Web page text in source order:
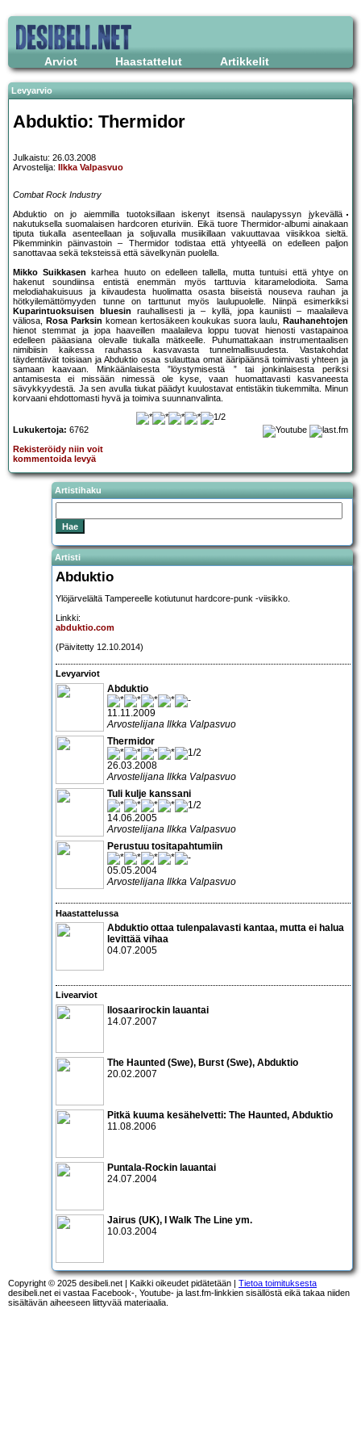
Arviot Haastattelut Artikkelit
Levyarvio
Abduktio: Thermidor
Julkaistu: 26.03.2008
Arvostelija:
Ilkka Valpasvuo
Combat Rock Industry
Abduktio on jo aiemmilla tuotoksillaan iskenyt itsensä naulapyssyn jykevällä
nakutuksella suomalaisen hardcoren eturiviin. Eikä tuore Thermidor-albumi ainakaan
tiputa tiukalla asenteellaan ja soljuvalla musiikillaan vakuuttavaa viisikkoa sieltä.
Pikemminkin päinvastoin – Thermidor todistaa että yhtyeellä on edelleen paljon
sanottavaa sekä teksteissä että sävelkynän puolella.
Mikko Suikkasen karhea huuto on edelleen tallella, mutta tuntuisi että yhtye on
hakenut soundiinsa entistä enemmän myös tarttuvia kitaramelodioita. Sama
melodiahakuisuus ja kiivaudesta huolimatta osasta biiseistä nouseva rauhan ja
hötkyilemättömyyden tunne on tarttunut myös laulupuolelle. Niinpä esimerkiksi
Kuparintuoksuisen bluesin rauhallisesti ja – kyllä, jopa kauniisti – maalaileva
väliosa, Rosa Parksin komean kertosäkeen koukukas suora laulu, Rauhanehtojen
hienot stemmat ja jopa haaveillen maalaileva loppu tuovat hienosti vastapainoa
edelleen pääasiana olevalle tiukalla mätkeelle. Puhumattakaan instrumentaalisen
nimibiisin kaikessa rauhassa kasvavasta tunnelmallisuudesta. Vastakohdat
täydentävät toisiaan ja Abduktio osaa sulauttaa omat ääripäänsä toimivasti yhteen ja
samaan kaavaan. Minkäänlaisesta ”löystymisestä ” tai jonkinlaisesta periksi
antamisesta ei missään nimessä ole kyse, vaan huomattavasti kasvaneesta
sävykkyydestä. Ja sen avulla tiukat päädyt kuulostavat entistäkin tiukemmilta. Minun
korvaani ehdottomasti hyvä ja toimiva suunnanvalinta.
Lukukertoja: 6762
Rekisteröidy niin voit
kommentoida levyä
Artistihaku
Artisti
Abduktio
Ylöjärvelältä Tampereelle kotiutunut hardcore-punk -viisikko.
Linkki:
abduktio.com
(Päivitetty 12.10.2014)
Levyarviot
Abduktio
11.11.2009
Arvostelijana Ilkka Valpasvuo
Thermidor
26.03.2008
Arvostelijana Ilkka Valpasvuo
Tuli kulje kanssani
14.06.2005
Arvostelijana Ilkka Valpasvuo
Perustuu tositapahtumiin
05.05.2004
Arvostelijana Ilkka Valpasvuo
Haastattelussa
Abduktio ottaa tulenpalavasti kantaa, mutta ei halua
levittää vihaa
04.07.2005
Livearviot
Ilosaarirockin lauantai
14.07.2007
The Haunted (Swe), Burst (Swe), Abduktio
20.02.2007
Pitkä kuuma kesähelvetti: The Haunted, Abduktio
11.08.2006
Puntala-Rockin lauantai
24.07.2004
Jairus (UK), I Walk The Line ym.
10.03.2004
Copyright © 2025 desibeli.net | Kaikki oikeudet pidätetään | Tietoa toimituksesta
desibeli.net ei vastaa Facebook-, Youtube- ja last.fm-linkkien sisällöstä eikä takaa niiden
sisältävän aiheeseen liittyvää materiaalia.